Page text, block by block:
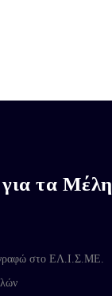
τα Μέλη
στο ΕΛ.Ι.Σ.ΜΕ.